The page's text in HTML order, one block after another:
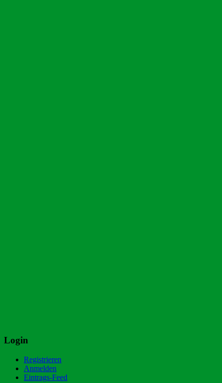
Login
Registrieren
Anmelden
Eintrags-Feed